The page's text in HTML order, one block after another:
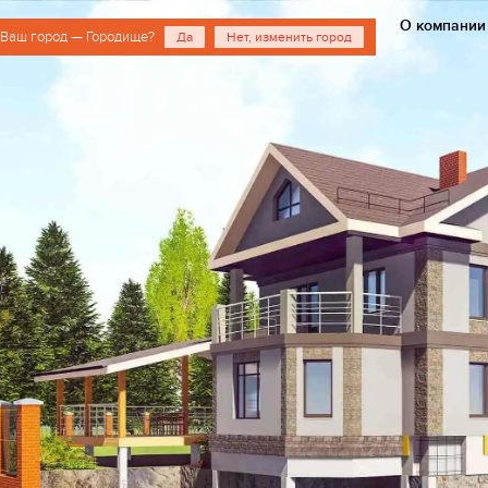
Ваш город — Городище? Да Нет, изменить город
О компании